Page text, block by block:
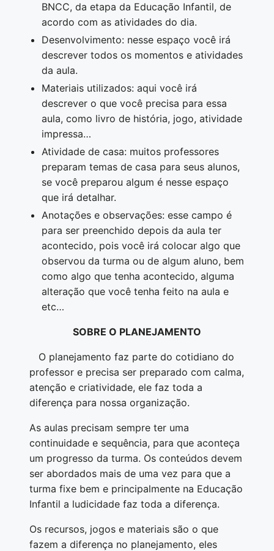
BNCC, da etapa da Educação Infantil, de
acordo com as atividades do dia.
Desenvolvimento: nesse espaço você irá
descrever todos os momentos e atividades
da aula.
Materiais utilizados: aqui você irá
descrever o que você precisa para essa
aula, como livro de história, jogo, atividade
impressa…
Atividade de casa: muitos professores
preparam temas de casa para seus alunos,
se você preparou algum é nesse espaço
que irá detalhar.
Anotações e observações: esse campo é
para ser preenchido depois da aula ter
acontecido, pois você irá colocar algo que
observou da turma ou de algum aluno, bem
como algo que tenha acontecido, alguma
alteração que você tenha feito na aula e
etc…
SOBRE O PLANEJAMENTO
O planejamento faz parte do cotidiano do
professor e precisa ser preparado com calma,
atenção e criatividade, ele faz toda a
diferença para nossa organização.
As aulas precisam sempre ter uma
continuidade e sequência, para que aconteça
um progresso da turma. Os conteúdos devem
ser abordados mais de uma vez para que a
turma fixe bem e principalmente na Educação
Infantil a ludicidade faz toda a diferença.
Os recursos, jogos e materiais são o que
fazem a diferença no planejamento, eles